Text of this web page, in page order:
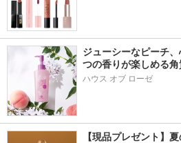
ジューシーなピーチ
つの香りが楽しめる
ハウス オブ ローゼ
【現品プレゼント】